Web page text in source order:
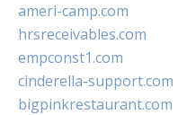
ameri-camp.com
hrsreceivables.com
empconst1.com
cinderella-support.com
bigpinkrestaurant.com